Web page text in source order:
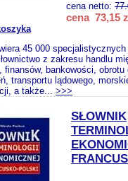
cena netto:
cena 73,15
45 000 specjalistycznych
z zakresu handlu
finansów, bankowości, obrotu
transportu lądowego,
a także... >>>
SŁOWNIK